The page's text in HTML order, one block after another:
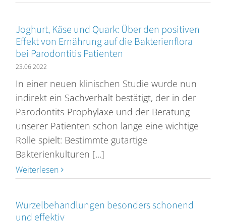
Joghurt, Käse und Quark: Über den positiven
Effekt von Ernährung auf die Bakterienflora
bei Parodontitis Patienten
23.06.2022
In einer neuen klinischen Studie wurde nun
indirekt ein Sachverhalt bestätigt, der in der
Parodontits-Prophylaxe und der Beratung
unserer Patienten schon lange eine wichtige
Rolle spielt: Bestimmte gutartige
Bakterienkulturen [...]
Weiterlesen
Wurzelbehandlungen besonders schonend
und effektiv